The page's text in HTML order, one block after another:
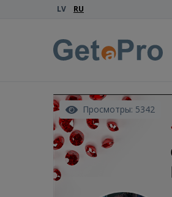
LV RU
Просмотры: 5342